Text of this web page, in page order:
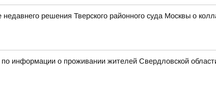
решения Тверского районного суда Москвы о
информации о проживании жителей Свердловской